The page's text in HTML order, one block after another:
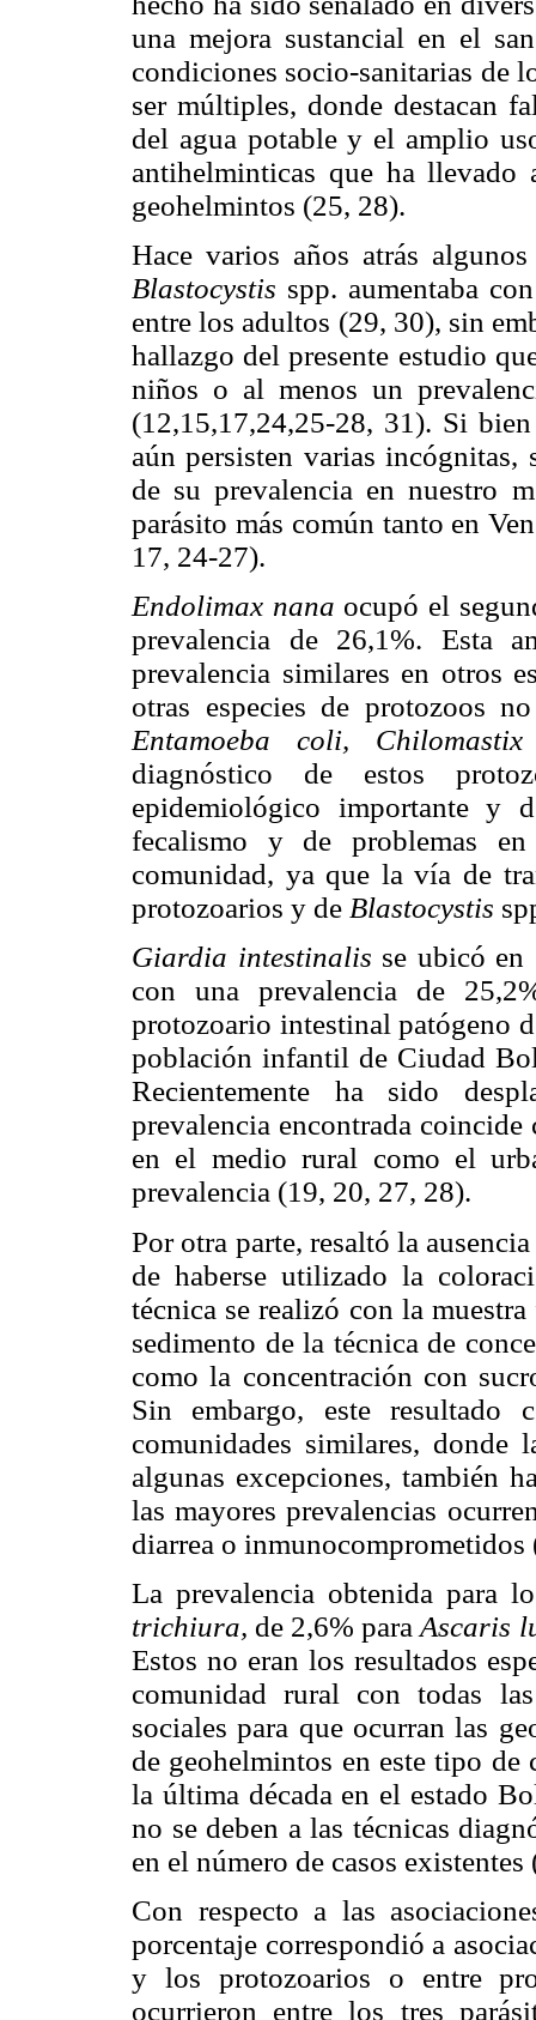
una mejora sustancial en el
condiciones socio-sanitarias de
ser múltiples, donde destacan
del agua potable y el amplio
antihelminticas que ha
geohelmintos (25, 28).
Hace varios años atrás
Blastocystis spp. aumentaba
entre los adultos (29, 30), sin
hallazgo del presente estudio
niños o al menos un
(12,15,17,24,25-28, 31). Si
aún persisten varias incógnitas,
de su prevalencia en nuestro
parásito más común tanto en
17, 24-27).
Endolimax nana ocupó el
prevalencia de 26,1%. Esta
prevalencia similares en otros
otras especies de protozoos
Entamoeba coli,
diagnóstico de estos
epidemiológico importante y
fecalismo y de problemas
comunidad, ya que la vía de
protozoarios y de Blastocystis
Giardia intestinalis se ubicó en
con una prevalencia de
protozoario intestinal patógeno
población infantil de Ciudad
Recientemente ha sido
prevalencia encontrada
en el medio rural como el
prevalencia (19, 20, 27, 28).
Por otra parte, resaltó la
de haberse utilizado la
técnica se realizó con la
sedimento de la técnica de
como la concentración con
Sin embargo, este
comunidades similares, donde
algunas excepciones, también
las mayores prevalencias
diarrea o inmunocomprometidos
La prevalencia obtenida para
trichiura, de 2,6% paraAscaris
Estos no eran los resultados
comunidad rural con todas
sociales para que ocurran las
de geohelmintos en este tipo de
la última década en el estado
no se deben a las técnicas
en el número de casos existentes
Con respecto a las
porcentaje correspondió a
y los protozoarios o entre
ocurrieron entre los tres